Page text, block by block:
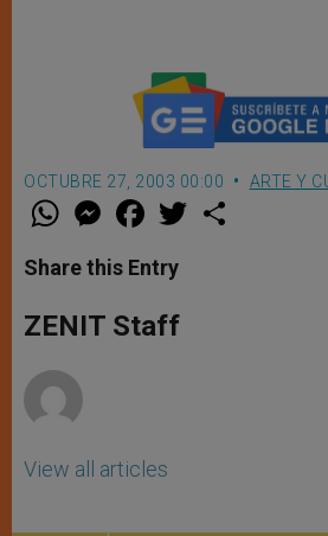
OCTUBRE 27, 2003 00:00 ARTE Y
W
t
s
p
p
M
e
s
e
g
e
F
a
e
b
o
k
w
Share this Entry
ZENIT Staff
View all articles